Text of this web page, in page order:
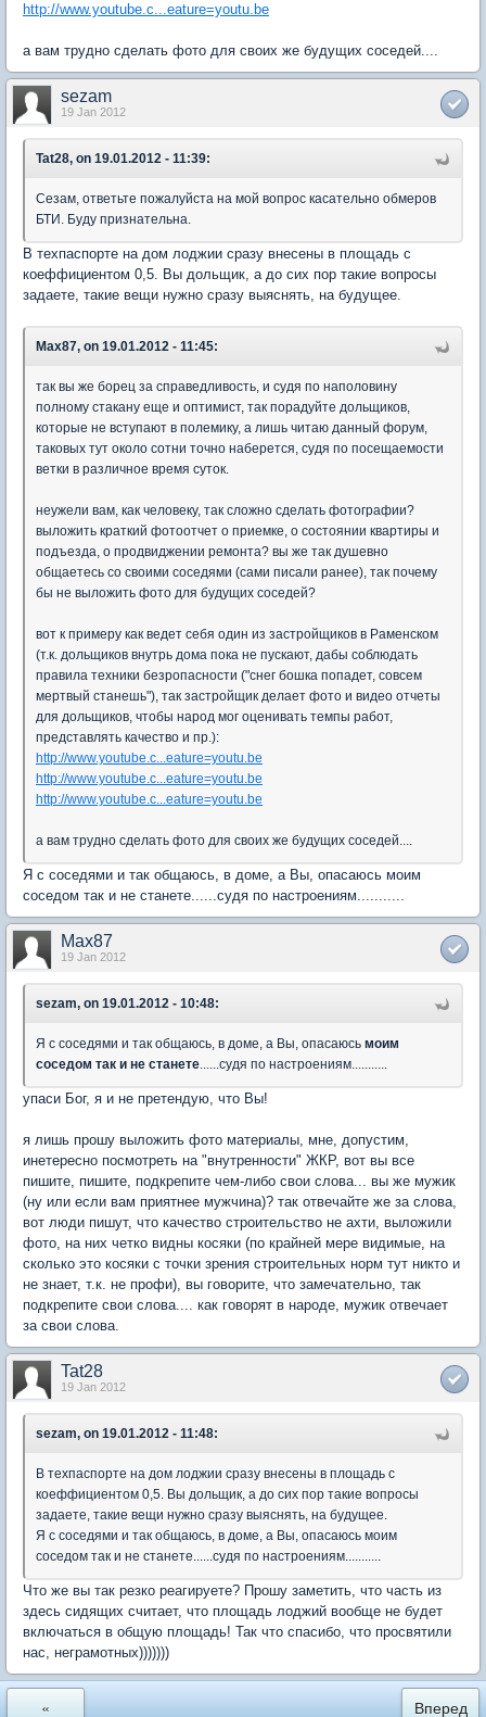
http://www.youtube.c...eature=youtu.be
а вам трудно сделать фото для своих же будущих соседей....
sezam
19 Jan 2012
Tat28, on 19.01.2012 - 11:39:
Сезам, ответьте пожалуйста на мой вопрос касательно обмеров
БТИ. Буду признательна.
В техпаспорте на дом лоджии сразу внесены в площадь с
коеффициентом 0,5. Вы дольщик, а до сих пор такие вопросы
задаете, такие вещи нужно сразу выяснять, на будущее.
Max87, on 19.01.2012 - 11:45:
так вы же борец за справедливость, и судя по наполовину
полному стакану еще и оптимист, так порадуйте дольщиков,
которые не вступают в полемику, а лишь читаю данный форум,
таковых тут около сотни точно наберется, судя по посещаемости
ветки в различное время суток.
неужели вам, как человеку, так сложно сделать фотографии?
выложить краткий фотоотчет о приемке, о состоянии квартиры и
подъезда, о продвиджении ремонта? вы же так душевно
общаетесь со своими соседями (сами писали ранее), так почему
бы не выложить фото для будущих соседей?
вот к примеру как ведет себя один из застройщиков в Раменском
(т.к. дольщиков внутрь дома пока не пускают, дабы соблюдать
правила техники безропасности ("снег бошка попадет, совсем
мертвый станешь"), так застройщик делает фото и видео отчеты
для дольщиков, чтобы народ мог оценивать темпы работ,
представлять качество и пр.):
http://www.youtube.c...eature=youtu.be
http://www.youtube.c...eature=youtu.be
http://www.youtube.c...eature=youtu.be
а вам трудно сделать фото для своих же будущих соседей....
Я с соседями и так общаюсь, в доме, а Вы, опасаюсь моим
соседом так и не станете......судя по настроениям...........
Max87
19 Jan 2012
sezam, on 19.01.2012 - 10:48:
Я с соседями и так общаюсь, в доме, а Вы, опасаюсь моим
соседом так и не станете......судя по настроениям...........
упаси Бог, я и не претендую, что Вы!
я лишь прошу выложить фото материалы, мне, допустим,
инетересно посмотреть на "внутренности" ЖКР, вот вы все
пишите, пишите, подкрепите чем-либо свои слова... вы же мужик
(ну или если вам приятнее мужчина)? так отвечайте же за слова,
вот люди пишут, что качество строительство не ахти, выложили
фото, на них четко видны косяки (по крайней мере видимые, на
сколько это косяки с точки зрения строительных норм тут никто и
не знает, т.к. не профи), вы говорите, что замечательно, так
подкрепите свои слова.... как говорят в народе, мужик отвечает
за свои слова.
Tat28
19 Jan 2012
sezam, on 19.01.2012 - 11:48:
В техпаспорте на дом лоджии сразу внесены в площадь с
коеффициентом 0,5. Вы дольщик, а до сих пор такие вопросы
задаете, такие вещи нужно сразу выяснять, на будущее.
Я с соседями и так общаюсь, в доме, а Вы, опасаюсь моим
соседом так и не станете......судя по настроениям...........
Что же вы так резко реагируете? Прошу заметить, что часть из
здесь сидящих считает, что площадь лоджий вообще не будет
включаться в общую площадь! Так что спасибо, что просвятили
нас, неграмотных)))))))
«
Вперед